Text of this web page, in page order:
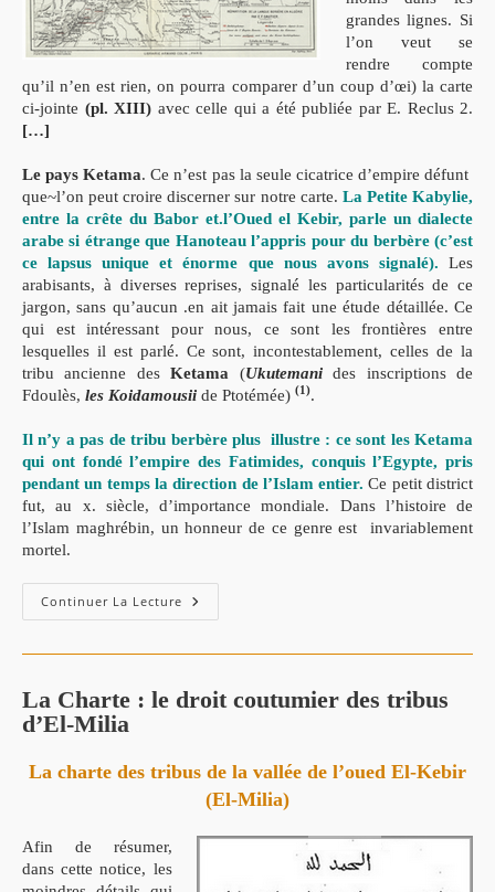
grandes lignes. Si
l’on veut se
rendre compte
qu’il n’en est rien, on pourra comparer d’un coup d’œi) la carte
ci-jointe (pl. XIII) avec celle qui a été publiée par E. Reclus 2.
[…]
Le pays Ketama. Ce n’est pas la seule cicatrice d’empire défunt
que~l’on peut croire discerner sur notre carte. La Petite Kabylie,
entre la crête du Babor et.l’Oued el Kebir, parle un dialecte
arabe si étrangeque Hanoteau l’appris pour du berbère (c’est
ce lapsus unique et énorme que nous avons signalé). Les
arabisants, à diverses reprises, signalé les particularités de ce
jargon, sans qu’aucun .en ait jamais fait une étude détaillée. Ce
qui est intéressant pour nous, ce sont les frontières entre
lesquelles il est parlé. Ce sont, incontestablement, celles de la
tribu ancienne desKetama (Ukutemanides inscriptions de
Fdoulès, les Koidamousii de Ptotémée) (1).
Il n’y a pas de tribu berbère plus illustre : ce sont les Ketama
qui ont fondé l’empire des Fatimides, conquis l’Egypte, pris
pendant un temps la direction de l’Islam entier. Ce petit district
fut, au x. siècle, d’importance mondiale. Dans l’histoire de
l’Islam maghrébin, un honneur de ce genre est invariablement
mortel.
Continuer La Lecture RÉPARTITION
DE
ALGÉRIE
–
(1913)
La Charte : le droit coutumier des tribus
d’El-Milia
La charte des tribus de la vallée de l’oued El-Kebir
(El-Milia)
Afin de résumer,
dans cette notice, les